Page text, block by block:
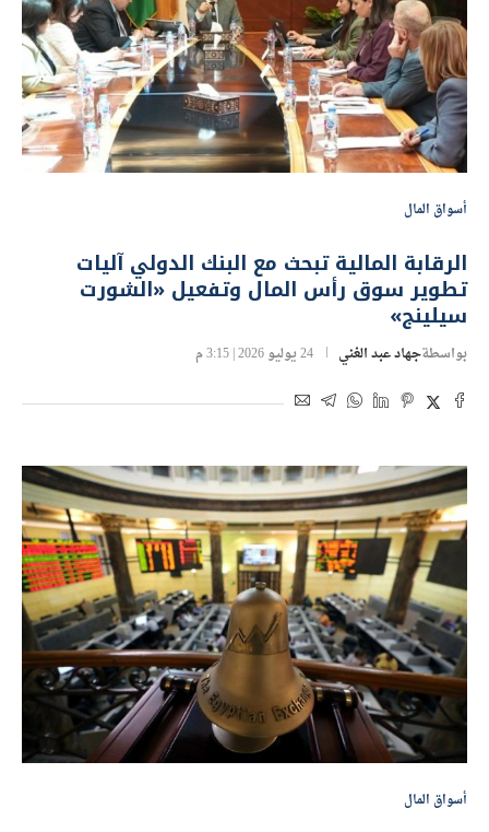
أسواق المال
الرقابة المالية تبحث مع البنك الدولي آليات
تطوير سوق رأس المال وتفعيل «الشورت
سيلينج»
بواسطةجهاد عبد الغني 24 يوليو 2026 | 3:15 م
أسواق المال